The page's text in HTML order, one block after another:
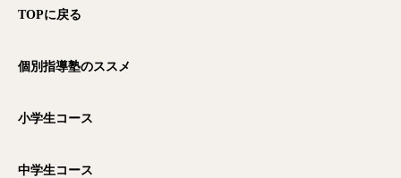
TOPに戻る
個別指導塾のススメ
小学生コース
中学生コース